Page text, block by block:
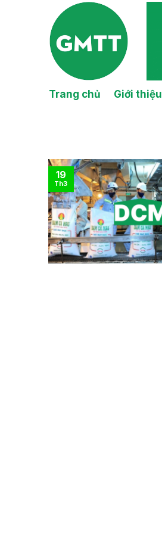
Trang chủ Giới thiệu
19
Th3